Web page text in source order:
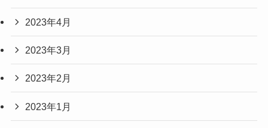
2023年4月
2023年3月
2023年2月
2023年1月